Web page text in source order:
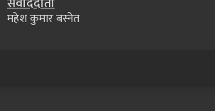
महेश कुमार बस्नेत